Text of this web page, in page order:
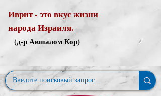
Иврит - это вкус жизни
народа Израиля.
(д-р Авшалом Кор)